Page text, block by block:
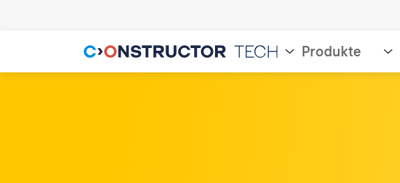
Produkte